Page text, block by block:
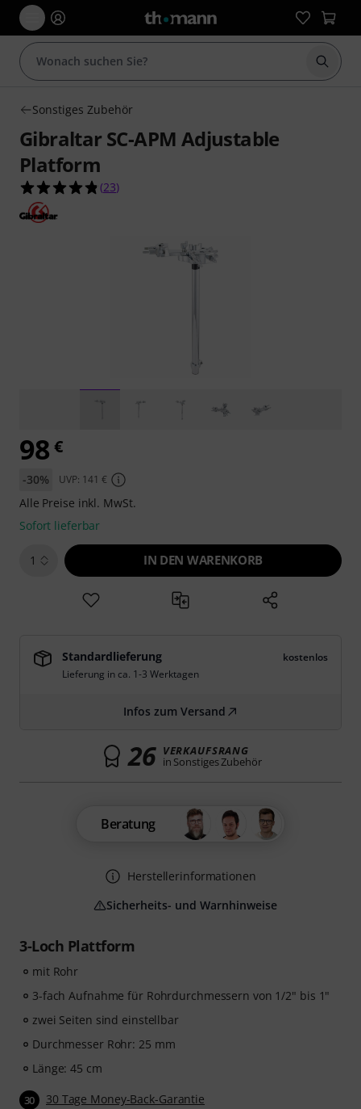
Suche
Sonstiges Zubehör
Gibraltar SC-APM Adjustable
Platform
4.8 von 5 Sternen aus 23 Kundenbewertungen
(23)
3-Loch Plattform
mit Rohr
3-fach Aufnahme für Rohrdurchmessern von 1/2" bis 1"
zwei Seiten sind einstellbar
Durchmesser Rohr: 25 mm
Länge: 45 cm
30 30 Tage Money-Back-Garantie
98 €
-30% UVP: 141 €
Alle Preise inkl. MwSt.
Sofort lieferbar
1 IN DEN WARENKORB
Standardlieferung
kostenlos
Lieferung in ca. 1-3 Werktagen
Infos zum Versand
26 VERKAUFSRANG
in Sonstiges Zubehör
Beratung
Herstellerinformationen
Sicherheits- und Warnhinweise